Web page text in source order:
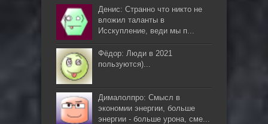
Денис: Странно что никто не
вложил таланты в
Исскупление, веди мы п...
Фёдор: Люди в 2021
пользуются)...
Дималолпро: Смысл в
экономии энергии, больше
энергии - больше урона, сме...